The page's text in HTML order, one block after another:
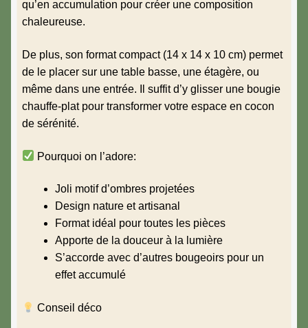
qu’en accumulation pour créer une composition
chaleureuse.
De plus, son format compact (14 x 14 x 10 cm) permet
de le placer sur une table basse, une étagère, ou
même dans une entrée. Il suffit d’y glisser une bougie
chauffe-plat pour transformer votre espace en cocon
de sérénité.
Pourquoi on l’adore:
Joli motif d’ombres projetées
Design nature et artisanal
Format idéal pour toutes les pièces
Apporte de la douceur à la lumière
S’accorde avec d’autres bougeoirs pour un
effet accumulé
Conseil déco